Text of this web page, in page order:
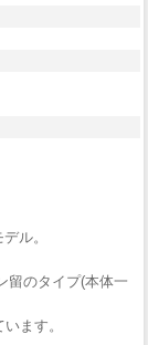
ル。
留のタイプ(本体一
ます。